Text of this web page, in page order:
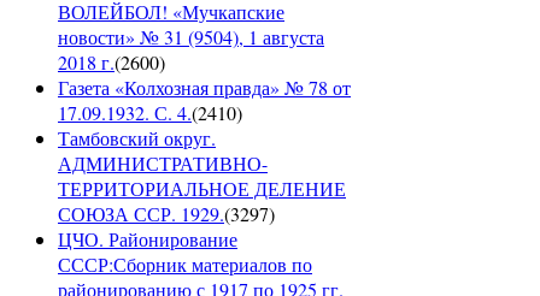
ВОЛЕЙБОЛ! «Мучкапские
новости» № 31 (9504), 1 августа
2018 г.(2600)
Газета «Колхозная правда» № 78 от
17.09.1932. С. 4.(2410)
Тамбовский округ.
АДМИНИСТРАТИВНО-
ТЕРРИТОРИАЛЬНОЕ ДЕЛЕНИЕ
СОЮЗА ССР. 1929.(3297)
ЦЧО. Районирование
СССР:Сборник материалов по
районированию с 1917 по 1925 гг.